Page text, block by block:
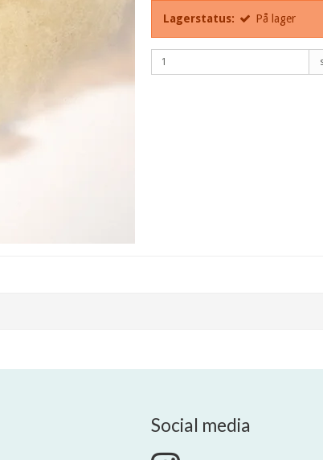
Lagerstatus: På lager
Social media